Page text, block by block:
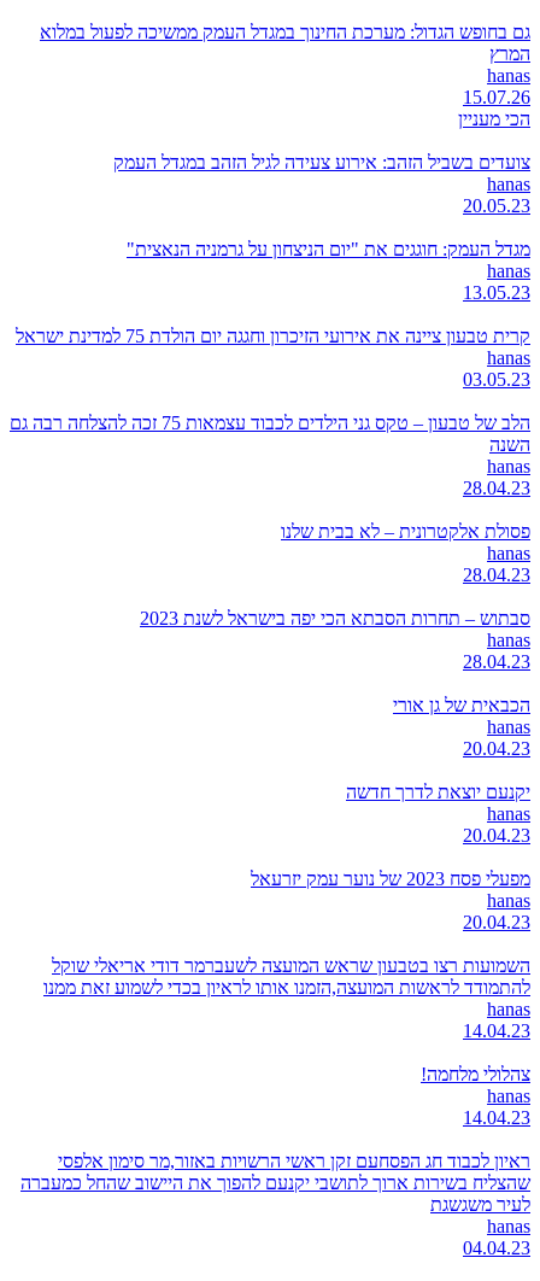
גם בחופש הגדול: מערכת החינוך במגדל העמק ממשיכה לפעול במלוא
המרץ
hanas
15.07.26
הכי מעניין
צועדים בשביל הזהב: אירוע צעידה לגיל הזהב במגדל העמק
hanas
20.05.23
מגדל העמק: חוגגים את "יום הניצחון על גרמניה הנאצית"
hanas
13.05.23
קרית טבעון ציינה את אירועי הזיכרון וחגגה יום הולדת 75 למדינת ישראל
hanas
03.05.23
הלב של טבעון – טקס גני הילדים לכבוד עצמאות 75 זכה להצלחה רבה גם
השנה
hanas
28.04.23
פסולת אלקטרונית – לא בבית שלנו
hanas
28.04.23
סבתוש – תחרות הסבתא הכי יפה בישראל לשנת 2023
hanas
28.04.23
הכבאית של גן אורי
hanas
20.04.23
יקנעם יוצאת לדרך חדשה
hanas
20.04.23
מפעלי פסח 2023 של נוער עמק יזרעאל
hanas
20.04.23
השמועות רצו בטבעון שראש המועצה לשעברמר דודי אריאלי שוקל
להתמודד לראשות המועצה,הזמנו אותו לראיון בכדי לשמוע זאת ממנו
hanas
14.04.23
צהלולי מלחמה!
hanas
14.04.23
ראיון לכבוד חג הפסחעם זקן ראשי הרשויות באזור,מר סימון אלפסי
שהצליח בשירות ארוך לתושבי יקנעם להפוך את היישוב שהחל כמעברה
לעיר משגשגת
hanas
04.04.23